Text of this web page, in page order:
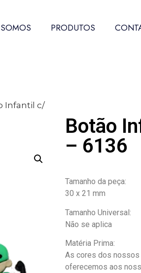
PRODUTOS
Infantil c/
Botão
– 6136
Tamanho da peça:
30 x 21 mm
Tamanho Universal:
Não se aplica
Matéria Prima:
As cores dos nossos
oferecemos aos